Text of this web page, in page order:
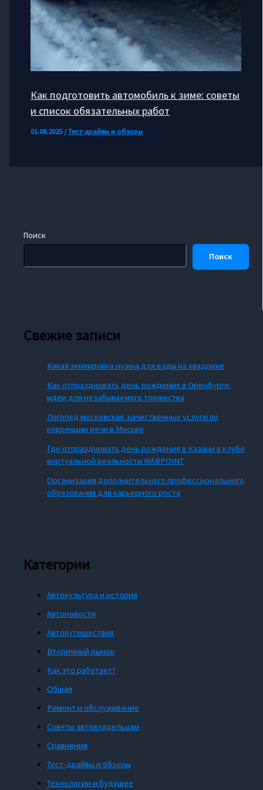
Поиск
Поиск
Свежие записи
Какая экипировка нужна для езды на квадрике
Как отпраздновать день рождения в Оренбурге:
идеи для незабываемого торжества
Логопед московская: качественные услуги по
коррекции речи в Москве
Где отпраздновать день рождения в Казани в клубе
виртуальной реальности WARPOINT
Организация дополнительного профессионального
образования для карьерного роста
Категории
Автокультура и история
Автоновости
Автопутешествия
Вторичный рынок
Как это работает?
Общая
Ремонт и обслуживание
Советы автовладельцам
Сравнения
Тест-драйвы и обзоры
Технологии и будущее
Как подготовить автомобиль к зиме: советы
и список обязательных работ
01.08.2025/Тест-драйвы и обзоры